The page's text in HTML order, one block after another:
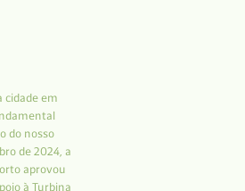
cidade em
do nosso
de 2024, a
aprovou
à Turbina